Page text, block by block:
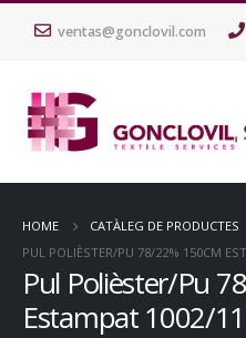
ventas@gonclovil.com
HOME CATÀLEG DE PRODUCTES
PUL POLIÈSTER/PU 78/22% 150CM
Pul Polièster/Pu
Estampat 1002/11